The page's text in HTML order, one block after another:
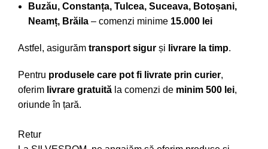
Buzău, Constanța, Tulcea, Suceava, Botoșani,
Neamț, Brăila – comenzi minime 15.000 lei
Astfel, asigurăm transport sigur și livrare la timp.
Pentru produsele care pot fi livrate prin curier,
oferim livrare gratuită la comenzi de minim 500 lei,
oriunde în țară.
Retur